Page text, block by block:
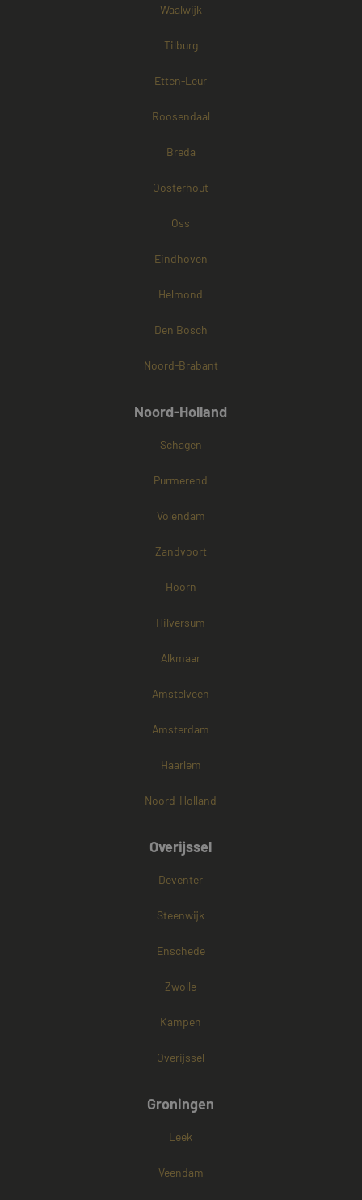
Waalwijk
Tilburg
Etten-Leur
Roosendaal
Breda
Oosterhout
Oss
Eindhoven
Helmond
Den Bosch
Noord-Brabant
Noord-Holland
Schagen
Purmerend
Volendam
Zandvoort
Hoorn
Hilversum
Alkmaar
Amstelveen
Amsterdam
Haarlem
Noord-Holland
Overijssel
Deventer
Steenwijk
Enschede
Zwolle
Kampen
Overijssel
Groningen
Leek
Veendam